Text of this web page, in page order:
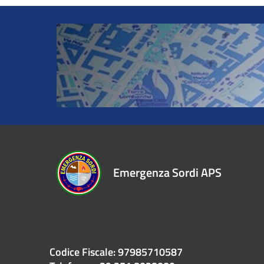
Emergenza Sordi APS
Codice Fiscale: 97985710587